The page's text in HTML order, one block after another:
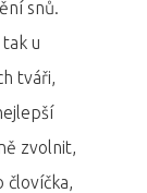
snů.
u
tváři,
zvolnit,